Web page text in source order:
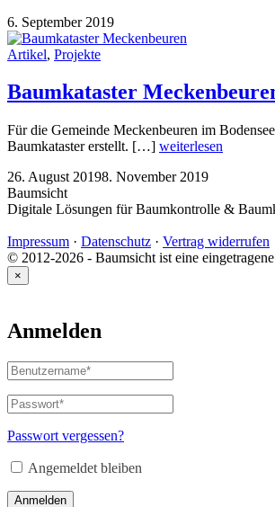
6. September 2019
Artikel, Projekte
Baumkataster
Für die Gemeinde Meckenbeuren im
Baumkataster erstellt. […] weiterlesen
26. August 20198. November 2019
Baumsicht
Digitale Lösungen für Baumkontrolle &
Impressum · Datenschutz · Vertrag widerrufen
© 2012-2026 - Baumsicht ist eine
×
Anmelden
Benutzername
oder
E-
Mail-
Adresse*
Passwort*
Erforderlich
Passwort vergessen?
Angemeldet bleiben
Anmelden